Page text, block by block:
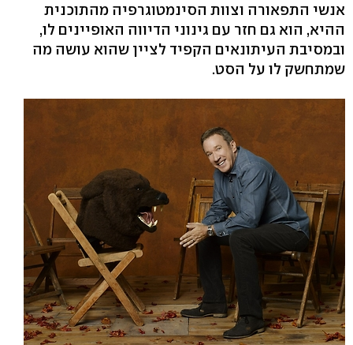
אנשי התפאורה וצוות הסינמטוגרפיה מהתוכנית
ההיא, הוא גם חזר עם גינוני הדיווה האופיינים לו,
ובמסיבת העיתונאים הקפיד לציין שהוא עושה מה
שמתחשק לו על הסט.